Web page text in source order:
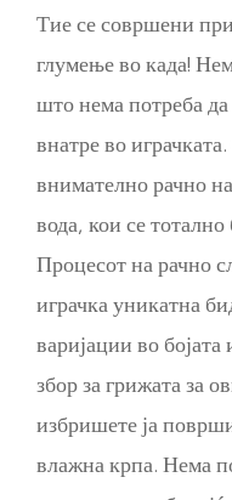
Тие се совршени
глумење во када!
што нема потреба
внатре во
внимателно рачно
вода, кои се
Процесот на рачно
играчка уникатна
варијации во
збор за грижата за
избришете ја
влажна крпа. Нема